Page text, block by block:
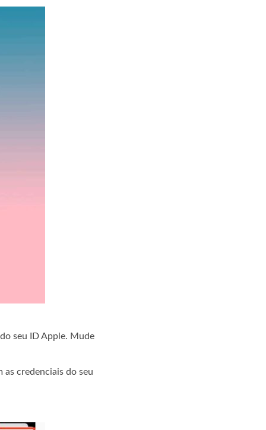
seu ID Apple. Mude
as credenciais do seu